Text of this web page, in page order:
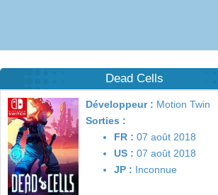
Dead Cells
Développeur : Motion Twin
Sorties :
FR : 07 août 2018
US : 07 août 2018
JP : Inconnue